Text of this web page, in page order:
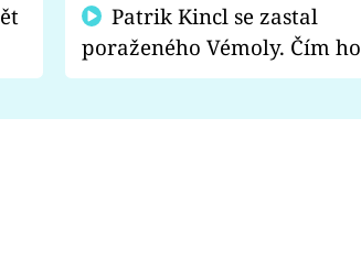
poraženého Vémoly. Čím ho
fanoušci naštvali?